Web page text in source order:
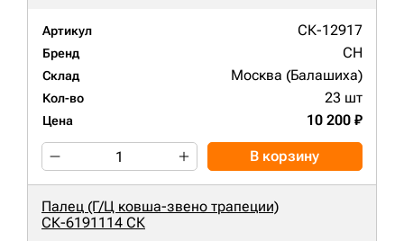
Артикул СК-12917
Бренд CH
Склад Москва (Балашиха)
Кол-во 23 шт
Цена 10 200 ₽
В корзину
Палец (Г/Ц ковша-звено трапеции)
СК-6191114 СК